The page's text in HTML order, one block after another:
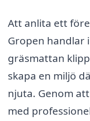
Att anlita ett
Gropen handlar
gräsmattan
skapa en miljö
njuta. Genom
med